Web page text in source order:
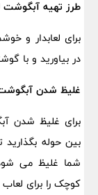
طرز تهیه آبگوشت
برای لعابدار و
در بیاورید و با
غلیظ شدن
برای غلیظ شدن
بین حوله
شما غلیظ می
کوچک را برای